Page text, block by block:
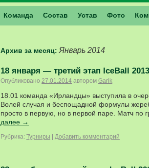
Команда Состав Устав Фото
Архив за месяц: Январь 2014
18 января — третий этап IceBall
Опубликовано 27.01.2014 автором Garik
18.01 команда «Ирландцы» выступила в
Волей случая и беспощадной формулы
просто в первую, но в первой паре. Матч по
далее →
Рубрика: Турниры Добавить комментарий